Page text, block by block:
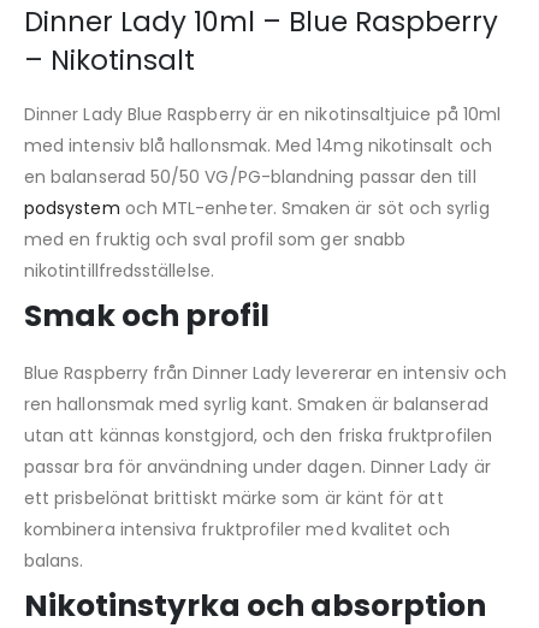
Dinner Lady 10ml – Blue Raspberry
– Nikotinsalt
Dinner Lady Blue Raspberry är en nikotinsaltjuice på 10ml
med intensiv blå hallonsmak. Med 14mg nikotinsalt och
en balanserad 50/50 VG/PG-blandning passar den till
podsystem och MTL-enheter. Smaken är söt och syrlig
med en fruktig och sval profil som ger snabb
nikotintillfredsställelse.
Smak och profil
Blue Raspberry från Dinner Lady levererar en intensiv och
ren hallonsmak med syrlig kant. Smaken är balanserad
utan att kännas konstgjord, och den friska fruktprofilen
passar bra för användning under dagen. Dinner Lady är
ett prisbelönat brittiskt märke som är känt för att
kombinera intensiva fruktprofiler med kvalitet och
balans.
Nikotinstyrka och absorption